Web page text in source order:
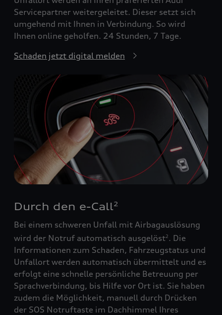
Servicepartner weitergeleitet. Dieser setzt sich
umgehend mit Ihnen in Verbindung. So wird
Ihnen online geholfen. 24 Stunden, 7 Tage.
Schaden jetzt digital melden
Durch den e-Call2
Bei einem schweren Unfall mit Airbagauslösung
wird der Notruf automatisch ausgelöst2 . Die
Informationen zum Schaden, Fahrzeugstatus und
Unfallort werden automatisch übermittelt und es
erfolgt eine schnelle persönliche Betreuung per
Sprachverbindung, bis Hilfe vor Ort ist. Sie haben
zudem die Möglichkeit, manuell durch Drücken
der SOS Notruftaste im Dachhimmel Ihres